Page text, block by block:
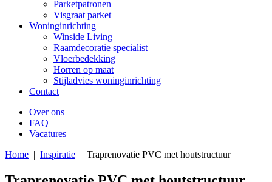
Parketpatronen
Visgraat parket
Woninginrichting
Winside Living
Raamdecoratie specialist
Vloerbedekking
Horren op maat
Stijladvies woninginrichting
Contact
Over ons
FAQ
Vacatures
Home | Inspiratie | Traprenovatie PVC met houtstructuur